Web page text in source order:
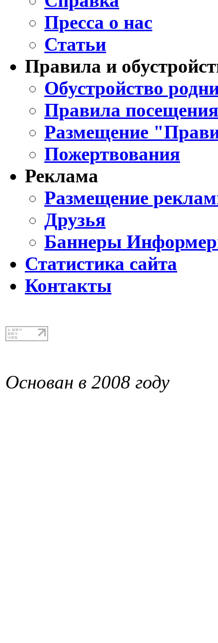
Пресса о нас
Статьи
Правила и
Обустройство
Правила
Размещение
Пожертвования
Реклама
Размещение
Друзья
Баннеры
Статистика сайта
Контакты
Основан в 2008 году